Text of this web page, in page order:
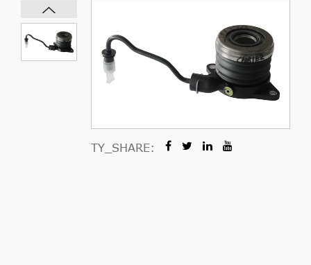
TY_SHARE: